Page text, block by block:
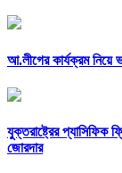
আ.লীগের কার্যক্রম নিয়ে
যুক্তরাষ্ট্রের প্যাসিফিক
জোরদার